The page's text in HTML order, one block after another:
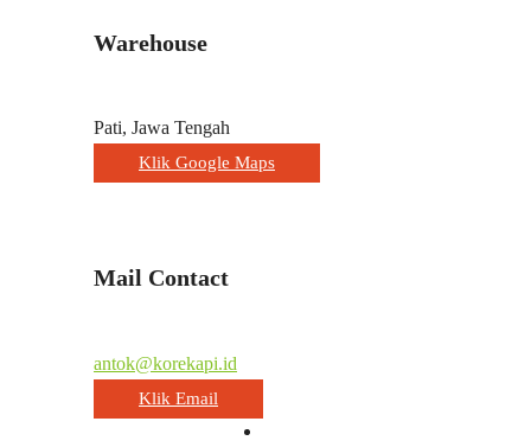
Warehouse
Pati, Jawa Tengah
Klik Google Maps
Mail Contact
antok@korekapi.id
Klik Email